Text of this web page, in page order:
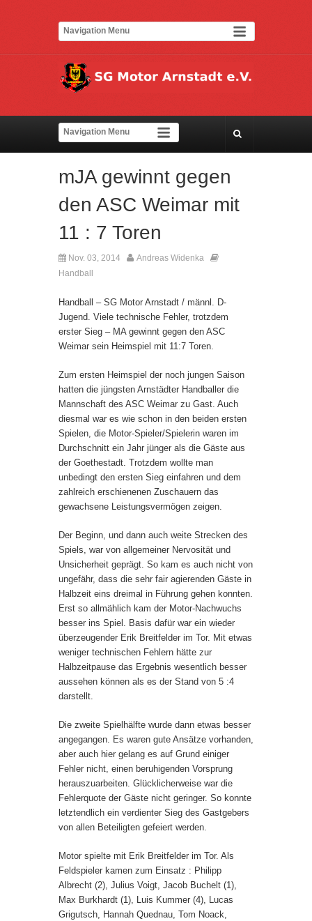
mJA gewinnt gegen
den ASC Weimar mit
11 : 7 Toren
Nov. 03, 2014
Andreas Widenka
Handball
Handball – SG Motor Arnstadt / männl. D-
Jugend. Viele technische Fehler, trotzdem
erster Sieg – MA gewinnt gegen den ASC
Weimar sein Heimspiel mit 11:7 Toren.
Zum ersten Heimspiel der noch jungen Saison
hatten die jüngsten Arnstädter Handballer die
Mannschaft des ASC Weimar zu Gast. Auch
diesmal war es wie schon in den beiden ersten
Spielen, die Motor-Spieler/Spielerin waren im
Durchschnitt ein Jahr jünger als die Gäste aus
der Goethestadt. Trotzdem wollte man
unbedingt den ersten Sieg einfahren und dem
zahlreich erschienenen Zuschauern das
gewachsene Leistungsvermögen zeigen.
Der Beginn, und dann auch weite Strecken des
Spiels, war von allgemeiner Nervosität und
Unsicherheit geprägt. So kam es auch nicht von
ungefähr, dass die sehr fair agierenden Gäste in
Halbzeit eins dreimal in Führung gehen konnten.
Erst so allmählich kam der Motor-Nachwuchs
besser ins Spiel. Basis dafür war ein wieder
überzeugender Erik Breitfelder im Tor. Mit etwas
weniger technischen Fehlern hätte zur
Halbzeitpause das Ergebnis wesentlich besser
aussehen können als es der Stand von 5 :4
darstellt.
Die zweite Spielhälfte wurde dann etwas besser
angegangen. Es waren gute Ansätze vorhanden,
aber auch hier gelang es auf Grund einiger
Fehler nicht, einen beruhigenden Vorsprung
herauszuarbeiten. Glücklicherweise war die
Fehlerquote der Gäste nicht geringer. So konnte
letztendlich ein verdienter Sieg des Gastgebers
von allen Beteiligten gefeiert werden.
Motor spielte mit Erik Breitfelder im Tor. Als
Feldspieler kamen zum Einsatz : Philipp
Albrecht (2), Julius Voigt, Jacob Buchelt (1),
Max Burkhardt (1), Luis Kummer (4), Lucas
Grigutsch, Hannah Quednau, Tom Noack,